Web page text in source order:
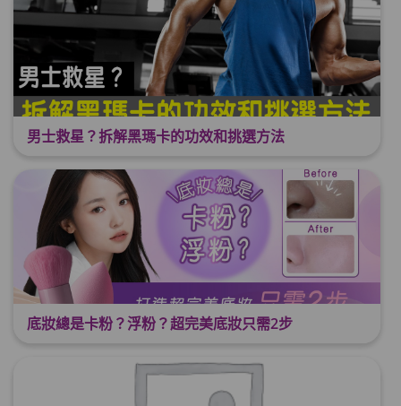
男士救星？拆解黑瑪卡的功效和挑選方法
底妝總是卡粉？浮粉？超完美底妝只需2步